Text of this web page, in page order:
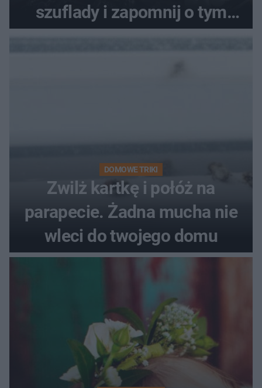
szuflady i zapomnij o tym
DOMOWE TRIKI
Zwilż kartkę i połóż na
parapecie. Żadna mucha nie
wleci do twojego domu